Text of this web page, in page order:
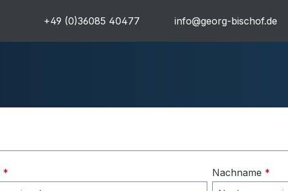
+49 (0)36085 40477 info@georg-bischof.de
Komplettpakete Ultraflache Systeme
* Nachname *